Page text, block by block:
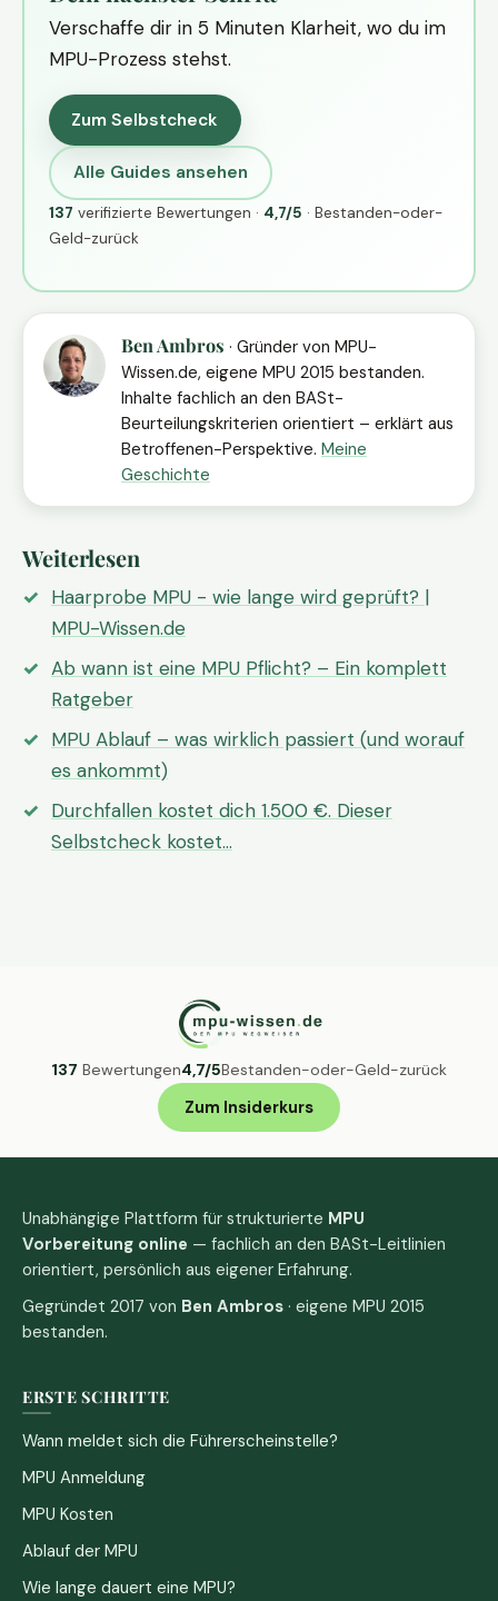
Verschaffe dir in 5 Minuten Klarheit, wo du im
MPU-Prozess stehst.
Zum Selbstcheck
Alle Guides ansehen
137 verifizierte Bewertungen · 4,7/5 · Bestanden-oder-
Geld-zurück
Ben Ambros · Gründer von MPU-
Wissen.de, eigene MPU 2015 bestanden.
Inhalte fachlich an den BASt-
Beurteilungskriterien orientiert – erklärt aus
Betroffenen-Perspektive. Meine
Geschichte
Weiterlesen
Haarprobe MPU - wie lange wird geprüft? |
MPU-Wissen.de
Ab wann ist eine MPU Pflicht? – Ein komplett
Ratgeber
MPU Ablauf – was wirklich passiert (und worauf
es ankommt)
Durchfallen kostet dich 1.500 €. Dieser
Selbstcheck kostet…
137 Bewertungen4,7/5Bestanden-oder-Geld-zurück
Zum Insiderkurs
Unabhängige Plattform für strukturierte MPU
Vorbereitung online — fachlich an den BASt-Leitlinien
orientiert, persönlich aus eigener Erfahrung.
Gegründet 2017 von Ben Ambros · eigene MPU 2015
bestanden.
ERSTE SCHRITTE
Wann meldet sich die Führerscheinstelle?
MPU Anmeldung
MPU Kosten
Ablauf der MPU
Wie lange dauert eine MPU?